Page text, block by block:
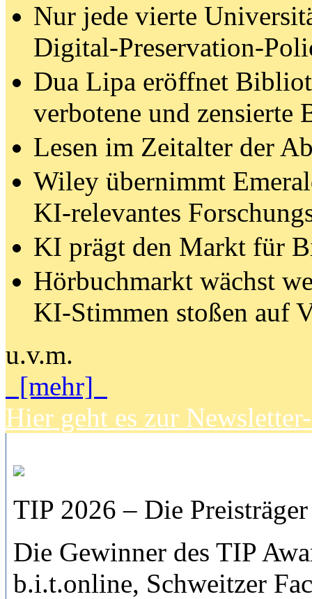
Nur jede vierte
Digital-Preservation-
Dua Lipa eröffnet
verbotene und zensierte
Lesen im Zeitalter der
Wiley übernimmt
KI-relevantes
KI prägt den Markt für
Hörbuchmarkt wächst
KI-Stimmen stoßen auf
u.v.m.
[mehr]
Hier geht es zur
TIP 2026 – Die
Die Gewinner des TIP
b.i.t.online, Schweitzer